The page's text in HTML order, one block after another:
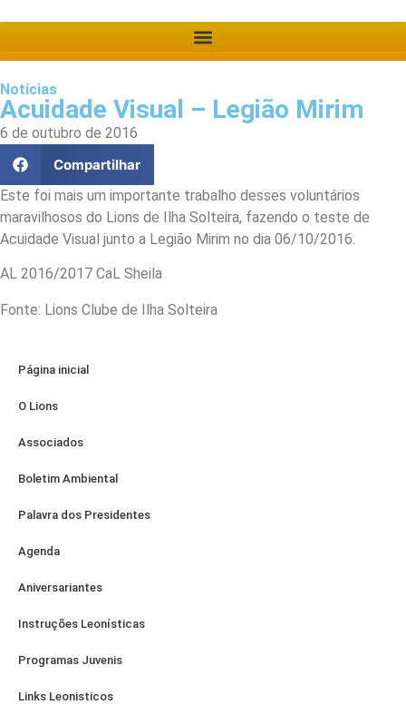
Notícias
Acuidade Visual – Legião Mirim
6 de outubro de 2016
Compartilhar
Este foi mais um importante trabalho desses voluntários
maravilhosos do Lions de Ilha Solteira, fazendo o teste de
Acuidade Visual junto a Legião Mirim no dia 06/10/2016.
AL 2016/2017 CaL Sheila
Fonte: Lions Clube de Ilha Solteira
Página inicial
O Lions
Associados
Boletim Ambiental
Palavra dos Presidentes
Agenda
Aniversariantes
Instruções Leonísticas
Programas Juvenis
Links Leonisticos